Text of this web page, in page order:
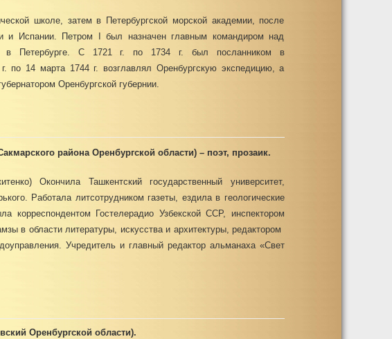
школе, затем в Петербургской морской академии, после
и Испании. Петром I был назначен главным командиром над
в Петербурге. С 1721 г. по 1734 г. был посланником в
по 14 марта 1744 г. возглавлял Оренбургскую экспедицию, а
Оренбургской губернии.
района Оренбургской области) – поэт, прозаик.
Окончила Ташкентский государственный университет,
Работала литсотрудником газеты, ездила в геологические
корреспондентом Гостелерадио Узбекской ССР, инспектором
в области литературы, искусства и архитектуры, редактором
Учредитель и главный редактор альманаха «Свет
Оренбургской области).